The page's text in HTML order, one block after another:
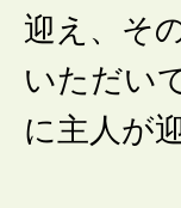
迎え、そ
いただい
に主人が